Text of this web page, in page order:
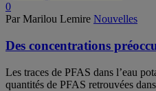
0
Par Marilou Lemire Nouvelles
Des concentrations
Les traces de PFAS dans l’eau
quantités de PFAS retrouvées